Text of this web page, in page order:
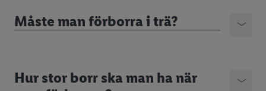
Måste man förborra i trä?
Hur stor borr ska man ha när